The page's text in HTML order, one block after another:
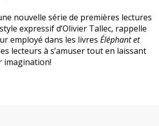
nouvelle série de premières lectures
expressif d’Olivier Tallec, rappelle
employé dans les livres Éléphant et
lecteurs à s’amuser tout en laissant
imagination!